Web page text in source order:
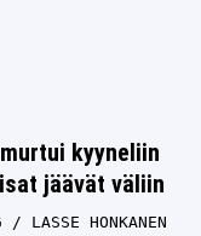
jäävät väliin
LASSE HONKANEN